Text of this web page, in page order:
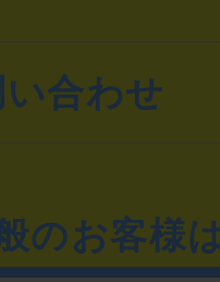
合わせ
のお客様